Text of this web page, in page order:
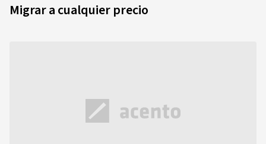
Migrar a cualquier precio